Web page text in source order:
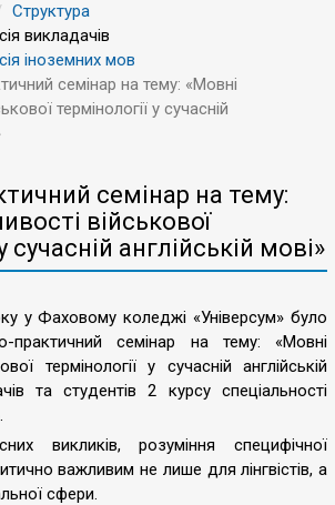
Структура
викладачів
іноземних мов
семінар на тему: «Мовні
термінології у сучасній
семінар на тему:
військової
сучасній англійській мові»
у Фаховому коледжі «Універсум» було
практичний семінар на тему: «Мовні
термінології у сучасній англійській
та студентів 2 курсу спеціальності
викликів, розуміння специфічної
важливим не лише для лінгвістів, а
сфери.